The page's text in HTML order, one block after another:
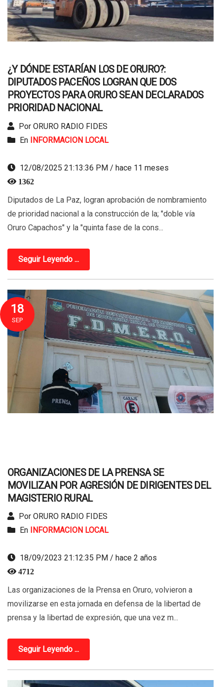
¿Y DÓNDE ESTARÍAN LOS DE ORURO?:
DIPUTADOS PACEÑOS LOGRAN QUE DOS
PROYECTOS PARA ORURO SEAN DECLARADOS
PRIORIDAD NACIONAL
Por ORURO RADIO FIDES
En INFORMACION LOCAL
12/08/2025 21:13:36 PM / hace 11 meses
1362
Diputados de La Paz, logran aprobación de nombramiento
de prioridad nacional a la construcción de la; "doble vía
Oruro Capachos" y la "quinta fase de la cons...
Seguir Leyendo ...
18
SEP
ORGANIZACIONES DE LA PRENSA SE
MOVILIZAN POR AGRESIÓN DE DIRIGENTES DEL
MAGISTERIO RURAL
Por ORURO RADIO FIDES
En
INFORMACION LOCAL
18/09/2023 21:12:35 PM / hace 2 años
4712
Las organizaciones de la Prensa en Oruro, volvieron a
movilizarse en esta jornada en defensa de la libertad de
prensa y la libertad de expresión, que una vez m...
Seguir Leyendo ...